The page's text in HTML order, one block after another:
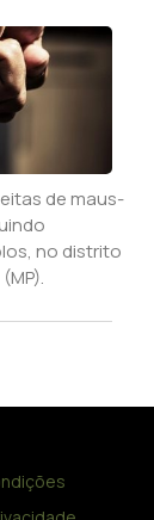
de maus-
no distrito